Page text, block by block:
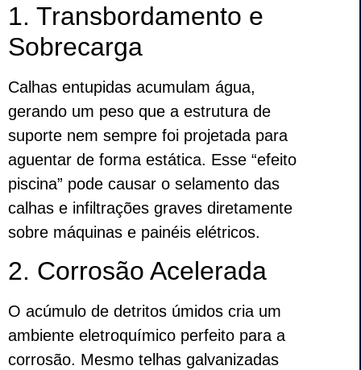
1. Transbordamento e
Sobrecarga
Calhas entupidas acumulam água,
gerando um peso que a estrutura de
suporte nem sempre foi projetada para
aguentar de forma estática. Esse “efeito
piscina” pode causar o selamento das
calhas e infiltrações graves diretamente
sobre máquinas e painéis elétricos.
2. Corrosão Acelerada
O acúmulo de detritos úmidos cria um
ambiente eletroquímico perfeito para a
corrosão. Mesmo telhas galvanizadas